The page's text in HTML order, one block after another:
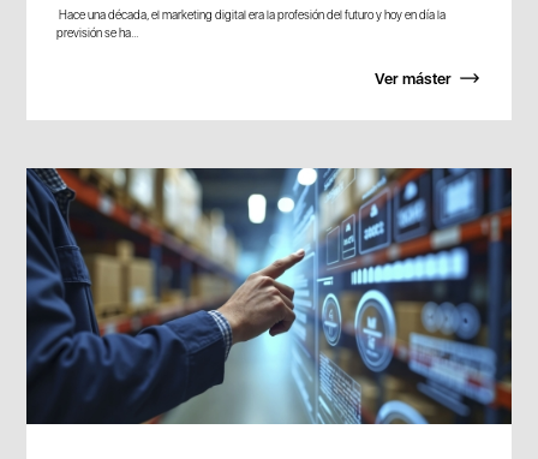
Hace una década, el marketing digital era la profesión del futuro y hoy en día la
previsión se ha...
Ver máster